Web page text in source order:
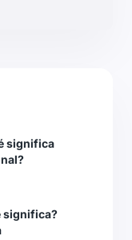
significa
significa?